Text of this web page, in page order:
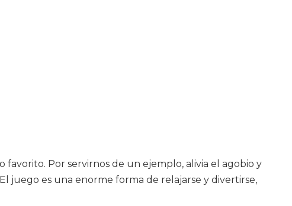
Por servirnos de un ejemplo, alivia el agobio y
juego es una enorme forma de relajarse y divertirse,